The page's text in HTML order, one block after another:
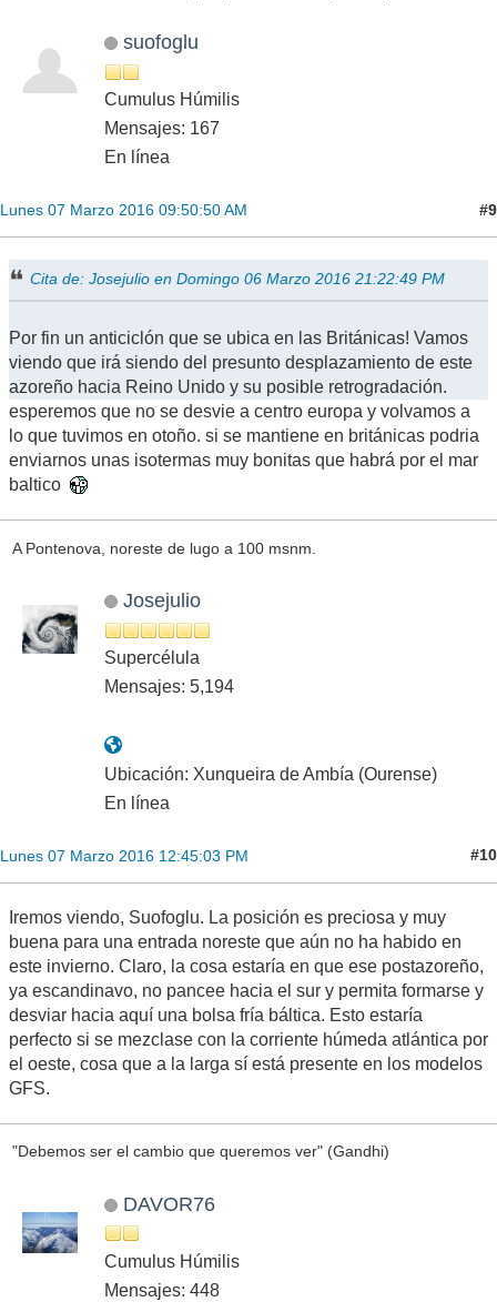
suofoglu
Cumulus Húmilis
Mensajes: 167
En línea
Lunes 07 Marzo 2016 09:50:50 AM #9
Cita de: Josejulio en Domingo 06 Marzo 2016 21:22:49 PM
Por fin un anticiclón que se ubica en las Británicas! Vamos
viendo que irá siendo del presunto desplazamiento de este
azoreño hacia Reino Unido y su posible retrogradación.
esperemos que no se desvie a centro europa y volvamos a
lo que tuvimos en otoño. si se mantiene en británicas podria
enviarnos unas isotermas muy bonitas que habrá por el mar
baltico
A Pontenova, noreste de lugo a 100 msnm.
Josejulio
Supercélula
Mensajes: 5,194
Ubicación: Xunqueira de Ambía (Ourense)
En línea
Lunes 07 Marzo 2016 12:45:03 PM #10
Iremos viendo, Suofoglu. La posición es preciosa y muy
buena para una entrada noreste que aún no ha habido en
este invierno. Claro, la cosa estaría en que ese postazoreño,
ya escandinavo, no pancee hacia el sur y permita formarse y
desviar hacia aquí una bolsa fría báltica. Esto estaría
perfecto si se mezclase con la corriente húmeda atlántica por
el oeste, cosa que a la larga sí está presente en los modelos
GFS.
"Debemos ser el cambio que queremos ver" (Gandhi)
DAVOR76
Cumulus Húmilis
Mensajes: 448